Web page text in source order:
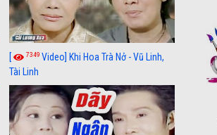
[ 7349 Video] Khi Hoa Trà Nở - Vũ Linh,
Tài Linh